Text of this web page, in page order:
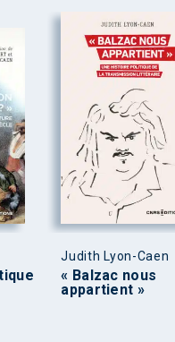
Judith Lyon-Caen
« Balzac nous
appartient »